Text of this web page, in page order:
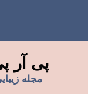
پی آر
مجله